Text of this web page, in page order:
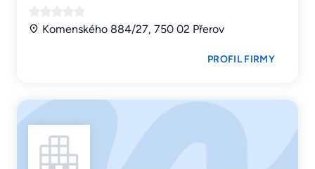
Komenského 884/27, 750 02 Přerov
PROFIL FIRMY